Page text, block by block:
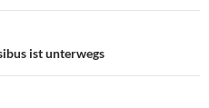
ist unterwegs